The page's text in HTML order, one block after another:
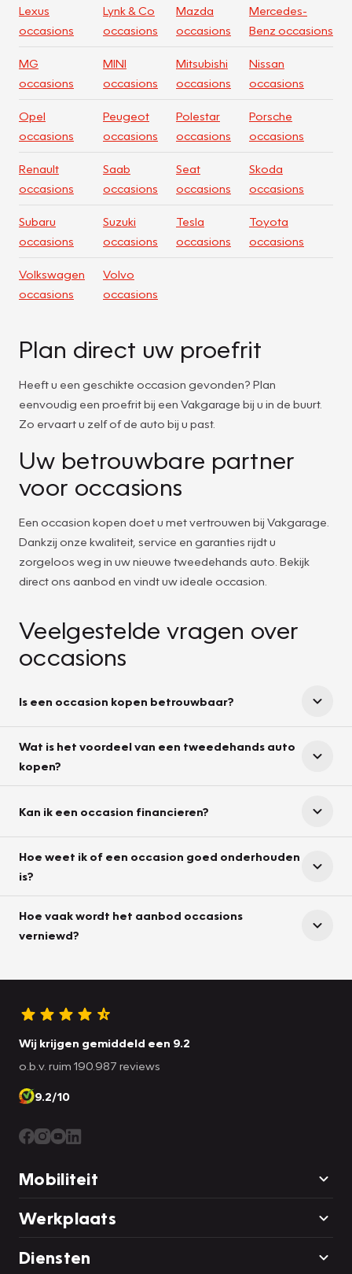
Lexus
occasions
Lynk & Co
occasions
Mazda
occasions
Mercedes-
Benz occasions
MG
occasions
MINI
occasions
Mitsubishi
occasions
Nissan
occasions
Opel
occasions
Peugeot
occasions
Polestar
occasions
Porsche
occasions
Renault
occasions
Saab
occasions
Seat
occasions
Skoda
occasions
Subaru
occasions
Suzuki
occasions
Tesla
occasions
Toyota
occasions
Volkswagen
occasions
Volvo
occasions
Plan direct uw proefrit
Heeft u een geschikte occasion gevonden? Plan
eenvoudig een proefrit bij een Vakgarage bij u in de buurt.
Zo ervaart u zelf of de auto bij u past.
Uw betrouwbare partner
voor occasions
Een occasion kopen doet u met vertrouwen bij Vakgarage.
Dankzij onze kwaliteit, service en garanties rijdt u
zorgeloos weg in uw nieuwe tweedehands auto. Bekijk
direct ons aanbod en vindt uw ideale occasion.
Veelgestelde vragen over
occasions
Is een occasion kopen betrouwbaar?
Wat is het voordeel van een tweedehands auto
kopen?
Kan ik een occasion financieren?
Hoe weet ik of een occasion goed onderhouden
is?
Hoe vaak wordt het aanbod occasions
verniewd?
Wij krijgen gemiddeld een 9.2
o.b.v. ruim 190.987 reviews
9.2/10
Mobiliteit
Werkplaats
Diensten